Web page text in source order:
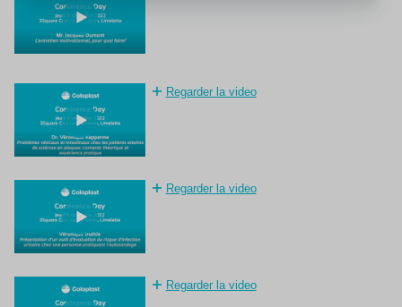
Regarder la video
Regarder la video
Regarder la video